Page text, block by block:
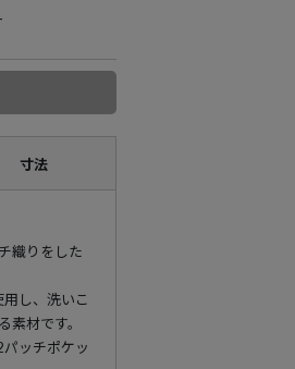
寸法
織りをした
し、洗いこ
材です。
ッチポケッ